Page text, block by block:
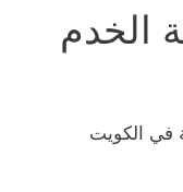
الخدم
في الكويت